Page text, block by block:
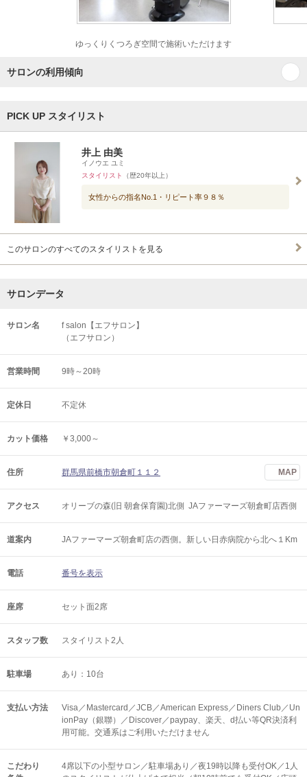
ゆっくりくつろぎ空間で施術いただけます
サロンの利用傾向
PICK UP スタイリスト
井上 由美
イノウエ ユミ
スタイリスト
（歴20年以上）
女性からの指名No.1・リピート率９８％
このサロンのすべてのスタイリストを見る
サロンデータ
サロン名
f salon【エフサロン】
（エフサロン）
営業時間 9時～20時
定休日 不定休
カット価格 ￥3,000～
住所 群馬県前橋市朝倉町１１２ MAP
アクセス オリーブの森(旧 朝倉保育園)北側 JAファーマーズ朝倉町店西側
道案内 JAファーマーズ朝倉町店の西側。新しい日赤病院から北へ１Km
電話 番号を表示
座席 セット面2席
スタッフ数 スタイリスト2人
駐車場 あり：10台
支払い方法
Visa／Mastercard／JCB／American Express／Diners Club／Un
ionPay（銀聯）／Discover／paypay、楽天、d払い等QR決済利
用可能。交通系はご利用いただけません
こだわり
4席以下の小型サロン／駐車場あり／夜19時以降も受付OK／1人